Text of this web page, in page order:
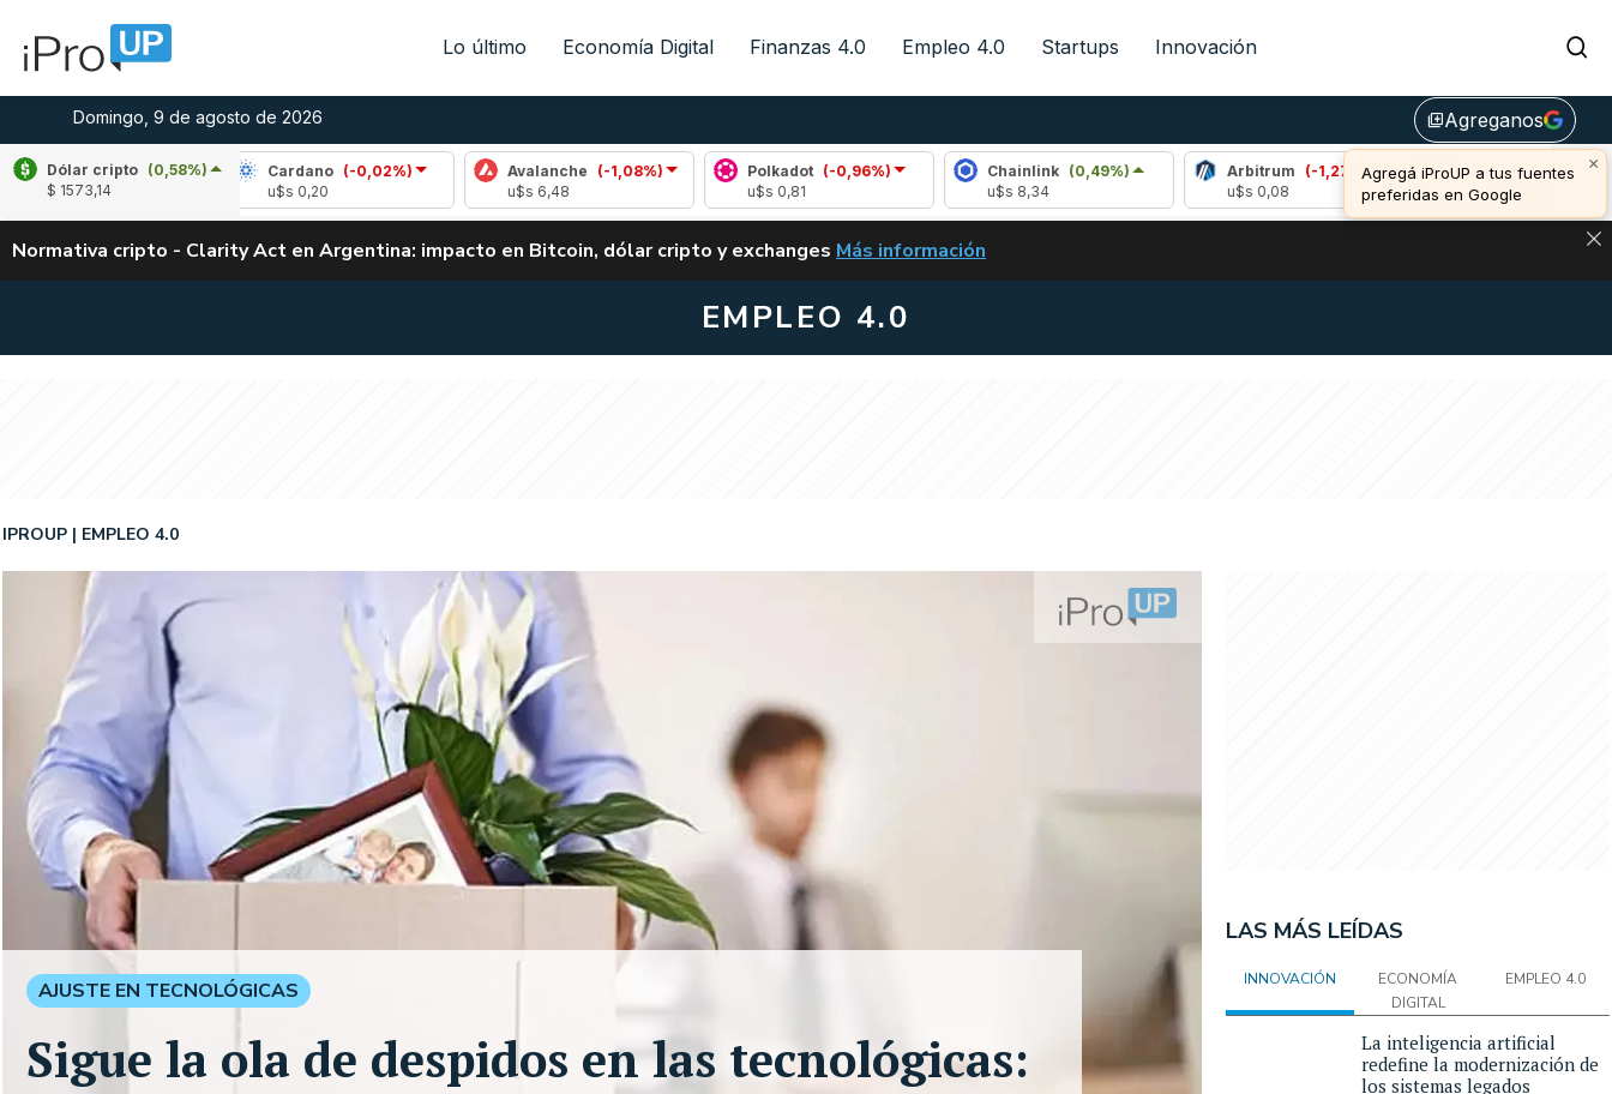
Lo último Economía Digital Finanzas 4.0 Empleo 4.0 Startups Innovación
Domingo, 9 de agosto de 2026 library_addAgreganos
×
Agregá iProUP a tus fuentes
preferidas en Google
Dólar cripto (0,58%)
$ 1573,14
(0,23%)
Cardano
(-0,02%)
Avalanche (-1,08%)
Polkadot
(-0,96%)
Chainlink
(0,49%)
Arbitrum
(-1,27%)
Bitcoin
(-0,24%)
u$s 64.810,00
Normativa cripto - Clarity Act en Argentina: impacto en Bitcoin, dólar cripto y exchanges CLARITY ACT EN ARGENTINA: IMPACTO EN BITCOIN, DÓLAR CRIPTO Y EXCHANGES
Más información
EMPLEO 4.0
IPROUP EMPLEO 4.0
AJUSTE EN TECNOLÓGICAS
Sigue la ola de despidos en las tecnológicas:
LAS MÁS LEÍDAS
INNOVACIÓN
ECONOMÍA
DIGITAL
EMPLEO 4.0
La inteligencia artificial
redefine la modernización de
los sistemas legados